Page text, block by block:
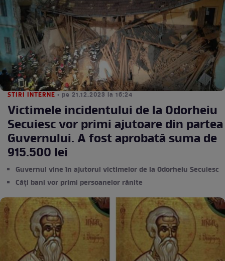
STIRI INTERNE • pe 21.12.2023 la 16:24
Victimele incidentului de la Odorheiu
Secuiesc vor primi ajutoare din partea
Guvernului. A fost aprobată suma de
915.500 lei
Guvernul vine în ajutorul victimelor de la Odorheiu Secuiesc
Câți bani vor primi persoanelor rănite